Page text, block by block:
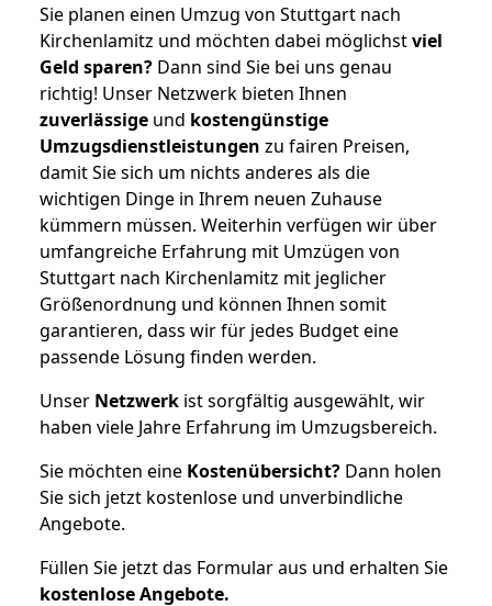
Sie planen einen Umzug von Stuttgart nach
Kirchenlamitz und möchten dabei möglichstviel
Geld sparen? Dann sind Sie bei uns genau
richtig! Unser Netzwerk bieten Ihnen
zuverlässige und kostengünstige
Umzugsdienstleistungen zu fairen Preisen,
damit Sie sich um nichts anderes als die
wichtigen Dinge in Ihrem neuen Zuhause
kümmern müssen. Weiterhin verfügen wir über
umfangreiche Erfahrung mit Umzügen von
Stuttgart nach Kirchenlamitz mit jeglicher
Größenordnung und können Ihnen somit
garantieren, dass wir für jedes Budget eine
passende Lösung finden werden.
Unser Netzwerk ist sorgfältig ausgewählt, wir
haben viele Jahre Erfahrung im Umzugsbereich.
Sie möchten eine Kostenübersicht? Dann holen
Sie sich jetzt kostenlose und unverbindliche
Angebote.
Füllen Sie jetzt das Formular aus und erhalten Sie
kostenloseAngebote.